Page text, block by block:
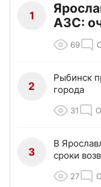
1
АЗС:
69
2
Рыбинск
города
31
3
В
сроки
27